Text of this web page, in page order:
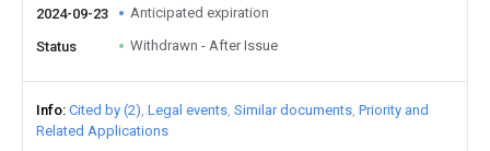
2024-09-23 Anticipated expiration
Status Withdrawn - After Issue
Info Cited by (2) Legal events Similar documents Priority and
Related Applications